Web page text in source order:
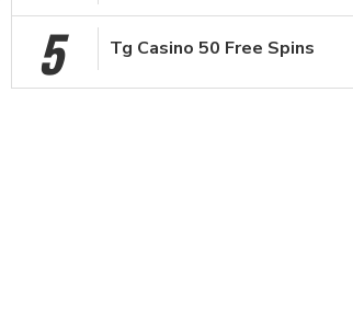
5 Tg Casino 50 Free Spins